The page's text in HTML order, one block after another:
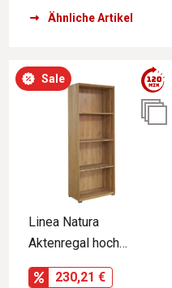
Ähnliche Artikel
Sale
Linea Natura
Aktenregal hoch
DALLAS
230,21 €